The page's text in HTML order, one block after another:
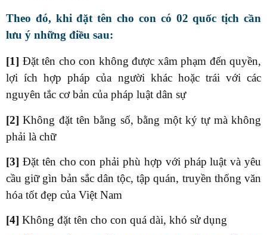
Theo đó, khi đặt tên cho con có 02 quốc tịch cần
lưu ý những điều sau:
[1] Đặt tên cho con không được xâm phạm đến quyền,
lợi ích hợp pháp của người khác hoặc trái với các
nguyên tắc cơ bản của pháp luật dân sự
[2] Không đặt tên bằng số, bằng một ký tự mà không
phải là chữ
[3] Đặt tên cho con phải phù hợp với pháp luật và yêu
cầu giữ gìn bản sắc dân tộc, tập quán, truyền thống văn
hóa tốt đẹp của Việt Nam
[4] Không đặt tên cho con quá dài, khó sử dụng